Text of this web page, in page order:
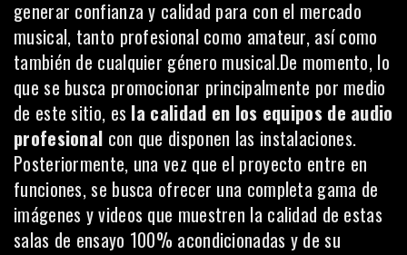
generar confianza y calidad para con el mercado
musical, tanto profesional como amateur, así como
también de cualquier género musical.De momento, lo
que se busca promocionar principalmente por medio
de este sitio, es la calidad en los equipos de audio
profesional con que disponen las instalaciones.
Posteriormente, una vez que el proyecto entre en
funciones, se busca ofrecer una completa gama de
imágenes y videos que muestren la calidad de estas
salas de ensayo 100% acondicionadas y de su